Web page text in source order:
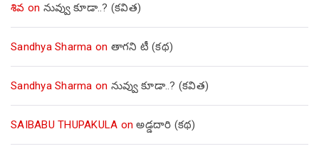
శివ on నువ్వు కూడా..? (కవిత)
Sandhya Sharma on తాగని టీ (కథ)
Sandhya Sharma on నువ్వు కూడా..? (కవిత)
SAIBABU THUPAKULA onఅడ్డదారి (కథ)